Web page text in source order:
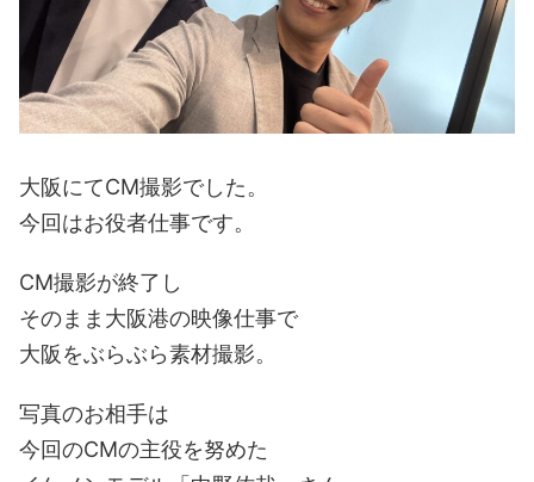
大阪にてCM撮影でした。
今回はお役者仕事です。
CM撮影が終了し
そのまま大阪港の映像仕事で
大阪をぶらぶら素材撮影。
写真のお相手は
今回のCMの主役を努めた